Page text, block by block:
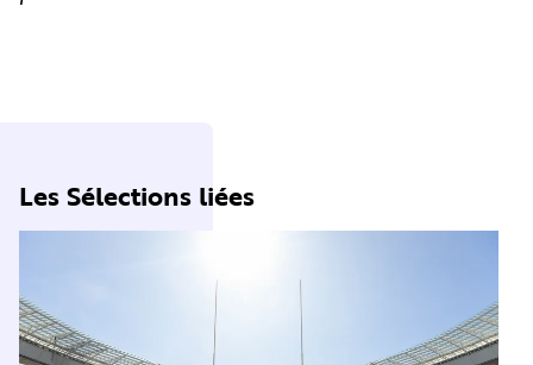
Les Sélections liées